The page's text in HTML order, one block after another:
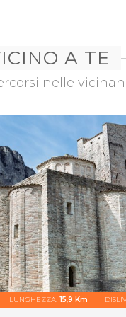
A TE
nelle
LUNGHEZZA: 15,9 Km